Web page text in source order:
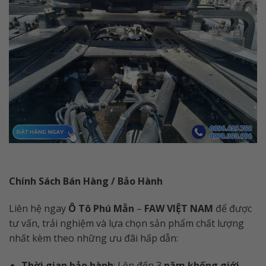
Chính Sách Bán Hàng / Bảo Hành
Liên hệ ngay Ô Tô Phú Mẫn – FAW VIỆT NAM để được
tư vấn, trải nghiệm và lựa chọn sản phẩm chất lượng
nhất kèm theo những ưu đãi hấp dẫn: